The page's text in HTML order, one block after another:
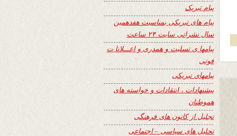
پیام تبریک
پیام های تبریکی بمناسبت هفدهمین
سال نشراتی سایت ۲۴ ساعت
پیامها ی تسلیت و همدری و اعـــلانا ت
فوتی
پیامهای تبریکی
پیشنهادات ، انتقادات و خواسته های
هموطنان
تجلیل از کانون های فرهنگی
تحلیل های سیاسی – اجتماعی